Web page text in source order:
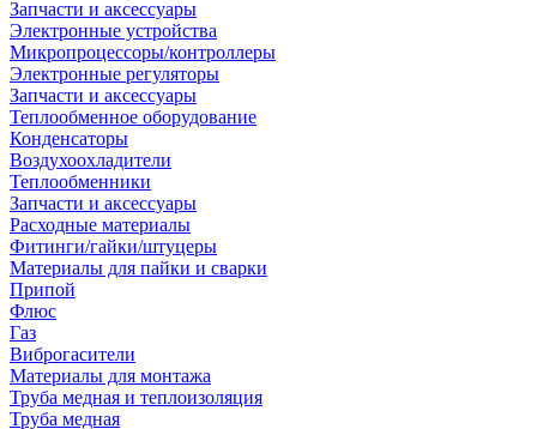
Запчасти и аксессуары
Электронные устройства
Микропроцессоры/контроллеры
Электронные регуляторы
Запчасти и аксессуары
Теплообменное оборудование
Конденсаторы
Воздухоохладители
Теплообменники
Запчасти и аксессуары
Расходные материалы
Фитинги/гайки/штуцеры
Материалы для пайки и сварки
Припой
Флюс
Газ
Виброгасители
Материалы для монтажа
Труба медная и теплоизоляция
Труба медная